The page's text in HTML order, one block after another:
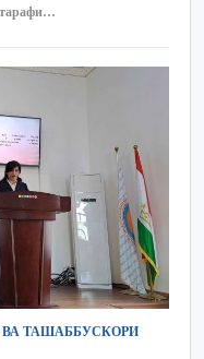
ТАШАББУСКОРИ